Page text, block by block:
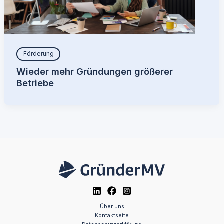
Förderung
Wieder mehr Gründungen größerer
Betriebe
Über uns
Kontaktseite